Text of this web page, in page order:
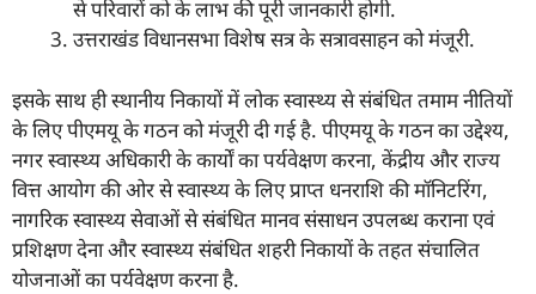
से परिवारों को के लाभ की पूरी जानकारी होगी.
उत्तराखंड विधानसभा विशेष सत्र के सत्रावसाहन को मंजूरी.
इसके साथ ही स्थानीय निकायों में लोक स्वास्थ्य से संबंधित तमाम नीतियों
के लिए पीएमयू के गठन को मंजूरी दी गई है. पीएमयू के गठन का उद्देश्य,
नगर स्वास्थ्य अधिकारी के कार्यों का पर्यवेक्षण करना, केंद्रीय और राज्य
वित्त आयोग की ओर से स्वास्थ्य के लिए प्राप्त धनराशि की मॉनिटरिंग,
नागरिक स्वास्थ्य सेवाओं से संबंधित मानव संसाधन उपलब्ध कराना एवं
प्रशिक्षण देना और स्वास्थ्य संबंधित शहरी निकायों के तहत संचालित
योजनाओं का पर्यवेक्षण करना है.